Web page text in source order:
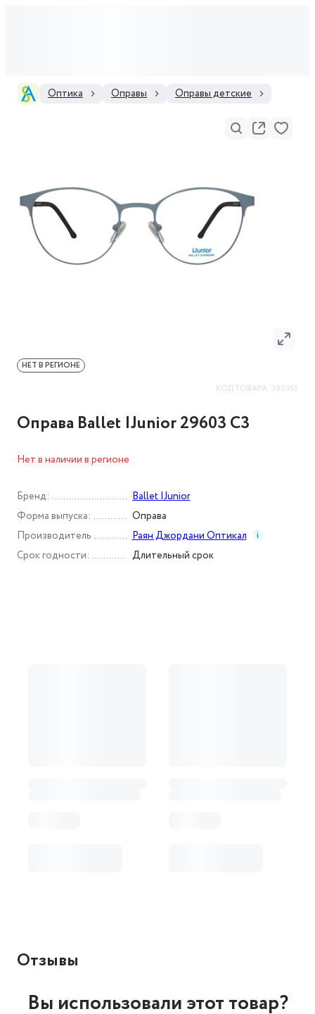
Оптика Оправы Оправы детские
КОД ТОВАРА: 300355
Оправа Ballet IJunior 29603 C3
НЕТ В РЕГИОНЕ
Бренд :
Ballet IJunior
Форма выпуска :
Оправа
Производитель
Раян Джордани Оптикал i
Срок годности : Длительный срок
Нет в наличии в регионе
Отзывы
Вы использовали этот товар?